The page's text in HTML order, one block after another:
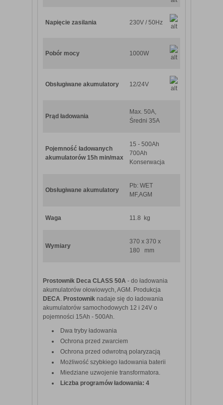
Napięcie zasilania 230V / 50Hz
Pobór mocy 1000W
Obsługiwane akumulatory 12/24V
Prąd ładowania
Max. 50A,
Średni 35A
Pojemność ładowanych
akumulatorów 15h min/max
15 - 500Ah
700Ah
Konserwacja
Obsługiwane akumulatory
Pb: WET
MF,AGM
Waga 11.8 kg
Wymiary
370 x 370 x
180 mm
Prostownik Deca CLASS 50A - do ładowania
akumulatorów ołowiowych, AGM. Produkcja
DECA Prostownik nadaje się do ładowania
akumulatorów samochodowych 12 i 24V o
pojemności 15Ah - 500Ah.
Dwa tryby ładowania
Ochrona przed zwarciem
Ochrona przed odwrotną polaryzacją
Możliwość szybkiego ładowania baterii
Miedziane uzwojenie transformatora.
Liczba programów ładowania: 4